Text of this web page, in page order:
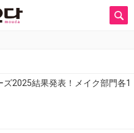
ズ2025結果発表！メイク部門各1